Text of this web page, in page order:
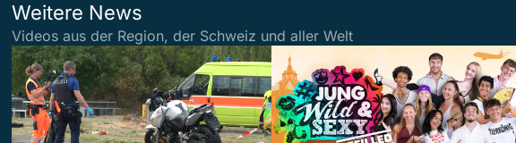
Weitere News
Videos aus der Region, der Schweiz und aller Welt